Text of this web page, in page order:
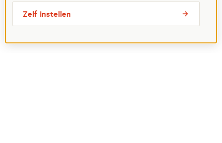
Zelf instellen